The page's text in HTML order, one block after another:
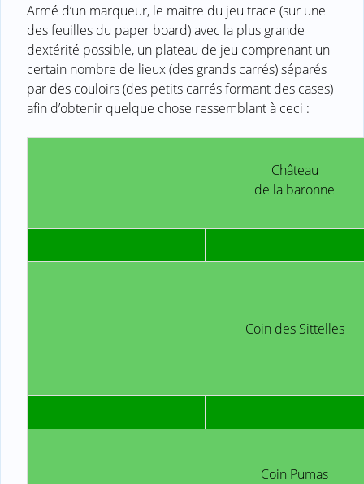
Armé d’un marqueur, le maitre du jeu trace (sur une
des feuilles du paper board) avec la plus grande
dextérité possible, un plateau de jeu comprenant un
certain nombre de lieux (des grands carrés) séparés
par des couloirs (des petits carrés formant des cases)
afin d’obtenir quelque chose ressemblant à ceci :
Château
de la baronne
Coin des Sittelles
Coin Pumas